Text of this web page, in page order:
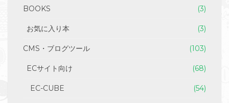
BOOKS (3)
お気に入り本 (3)
CMS・ブログツール (103)
ECサイト向け (68)
EC-CUBE (54)